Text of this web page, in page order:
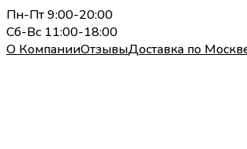
Пн-Пт 9:00-20:00
Сб-Вс 11:00-18:00
О КомпанииОтзывыДоставка по